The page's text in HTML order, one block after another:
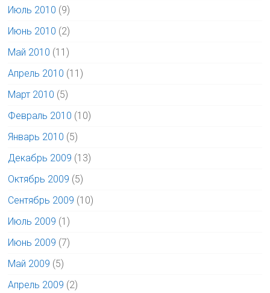
Июль 2010 (9)
Июнь 2010 (2)
Май 2010 (11)
Апрель 2010 (11)
Март 2010 (5)
Февраль 2010 (10)
Январь 2010 (5)
Декабрь 2009 (13)
Октябрь 2009 (5)
Сентябрь 2009 (10)
Июль 2009 (1)
Июнь 2009 (7)
Май 2009 (5)
Апрель 2009 (2)